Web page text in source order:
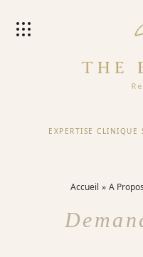
EXPERTISE CLINIQUE
Accueil A Propos